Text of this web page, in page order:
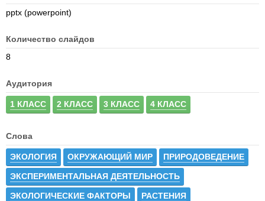
pptx (powerpoint)
Количество слайдов
8
Аудитория
1 КЛАСС 2 КЛАСС 3 КЛАСС 4 КЛАСС
Слова
ЭКОЛОГИЯ ОКРУЖАЮЩИЙ МИР ПРИРОДОВЕДЕНИЕ
ЭКСПЕРИМЕНТАЛЬНАЯ ДЕЯТЕЛЬНОСТЬ
ЭКОЛОГИЧЕСКИЕ ФАКТОРЫ РАСТЕНИЯ